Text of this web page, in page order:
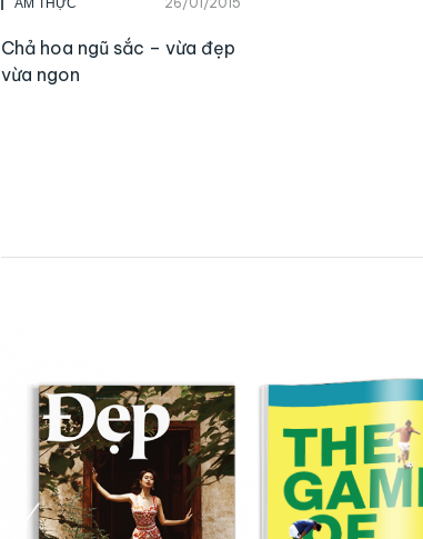
Chả hoa ngũ sắc – vừa đẹp
vừa ngon